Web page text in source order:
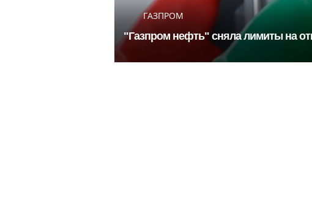
ГАЗПРОМ
"Газпром нефть" сняла лимиты на